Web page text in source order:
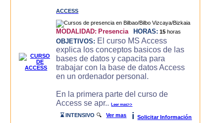
ACCESS
MODALIDAD: Presencia HORAS: 15 horas
OBJETIVOS: El curso MS Access
explica los conceptos basicos de las
bases de datos y capacita para
trabajar con la base de datos Access
en un ordenador personal.
En la primera parte del curso de
Access se apr..Leer mas>>
⌛ INTENSIVO 🔍Ver mas i Solicitar Información